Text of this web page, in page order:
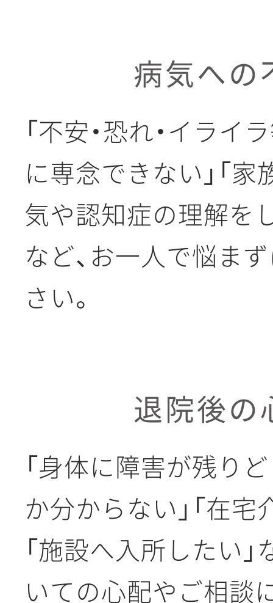
病気への
「不安・恐れ・イライ
に専念できない」「
気や認知症の理解を
など、お一人で悩ま
さい。
退院後の
「身体に障害が残り
か分からない」「在宅
「施設へ入所したい」
いての心配やご相談